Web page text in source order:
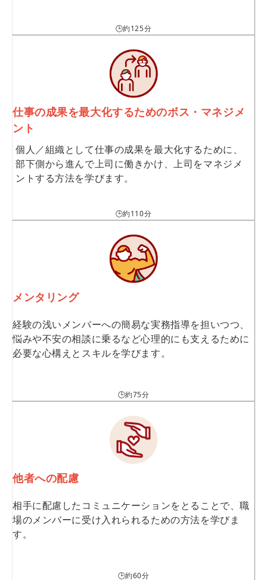
🕒約125分
仕事の成果を最大化するためのボス・マネジメ
ント
個人／組織として仕事の成果を最大化するために、
部下側から進んで上司に働きかけ、上司をマネジメ
ントする方法を学びます。
🕒約110分
メンタリング
経験の浅いメンバーへの簡易な実務指導を担いつつ、
悩みや不安の相談に乗るなど心理的にも支えるために
必要な心構えとスキルを学びます。
🕒約75分
他者への配慮
相手に配慮したコミュニケーションをとることで、職
場のメンバーに受け入れられるための方法を学びま
す。
🕒約60分